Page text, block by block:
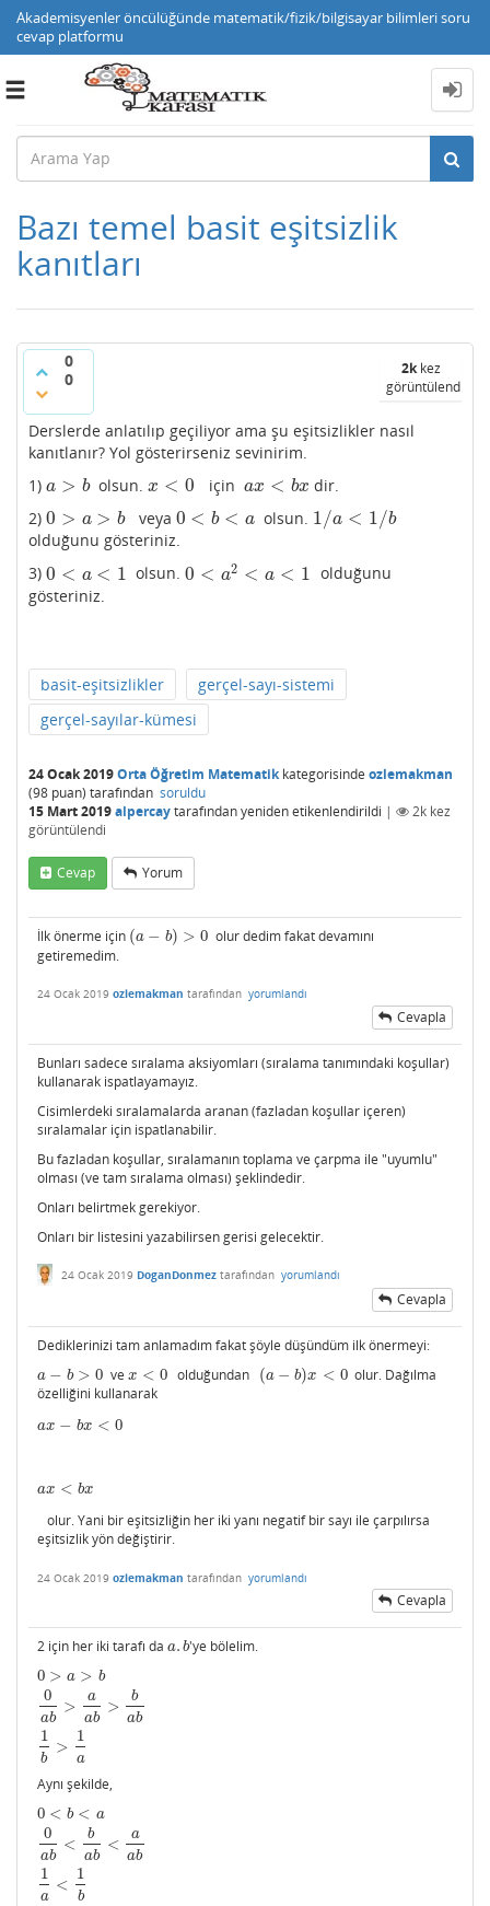
Akademisyenler öncülüğünde matematik/fizik/bilgisayar bilimleri soru
cevap platformu
Toggle
Bazı temel basit eşitsizlik
kanıtları
0
0
2kkez
görüntülendi
Derslerde anlatılıp geçiliyor ama şu eşitsizlikler nasıl
kanıtlanır? Yol gösterirseniz sevinirim.
1) a > b
a>b olsun.x < 0
x< 0 için ax < bx
ax< bx
dir.
2) 0 > a > b
0 >a> b veya 0 < b < a
0<b<a olsun. 1/a < 1/b
1/a< 1/b
olduğunu gösteriniz.
3) 0 < a < 1
0 <a< 1 olsun.0 < a2 < a < 1
0 <a2 <a <1
olduğunu
gösteriniz.
basit-eşitsizlikler
gerçel-sayı-sistemi
gerçel-sayılar-kümesi
24 Ocak 2019Orta Öğretim Matematikkategorisinde ozlemakman
(98 puan) tarafından soruldu
15 Mart 2019alpercaytarafındanyeniden etikenlendirildi | 2k kez
görüntülendi
Cevap Yorum
İlk önerme için (a − b) > 0
(a− b) >0
olur dedim fakat devamını
getiremedim.
24 Ocak 2019 ozlemakman tarafından yorumlandı
Cevapla
Bunları sadece sıralama aksiyomları (sıralama tanımındaki koşullar)
kullanarak ispatlayamayız.
Cisimlerdeki sıralamalarda aranan (fazladan koşullar içeren)
sıralamalar için ispatlanabilir.
Bu fazladan koşullar, sıralamanın toplama ve çarpma ile "uyumlu"
olması (ve tam sıralama olması) şeklindedir.
Onları belirtmek gerekiyor.
Onları bir listesini yazabilirsen gerisi gelecektir.
24 Ocak 2019 DoganDonmez tarafından yorumlandı
Cevapla
Dediklerinizi tam anlamadım fakat şöyle düşündüm ilk önermeyi:
a − b > 0
a−b>0 ve x < 0
x< 0 olduğundan (a − b)x < 0
(a− b) x<0
olur. Dağılma
özelliğini kullanarak
ax − bx < 0
ax− bx< 0
ax < bx
a x<b x
olur. Yani bir eşitsizliğin her iki yanı negatif bir sayı ile çarpılırsa
eşitsizlik yön değiştirir.
24 Ocak 2019 ozlemakman tarafından yorumlandı
Cevapla
2 için her iki tarafı da a. b
a.b'ye bölelim.
0 > a > b
0
ab
>
a
ab
>
b
ab
1
b
>
1
a
0 >a>b 0ab >
Aynı şekilde,
0 < b < a
0
ab
<
b
ab
<
a
ab
1
a
<
1
b
0 <b<a 0a b<